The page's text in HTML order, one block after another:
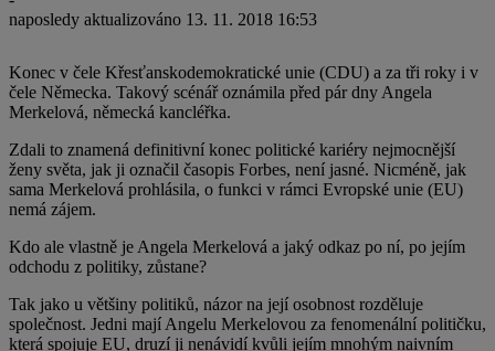
naposledy aktualizováno 13. 11. 2018 16:53
Konec v čele Křesťanskodemokratické unie (CDU) a za tři roky i v
čele Německa. Takový scénář oznámila před pár dny Angela
Merkelová, německá kancléřka.
Zdali to znamená definitivní konec politické kariéry nejmocnější
ženy světa, jak ji označil časopis Forbes, není jasné. Nicméně, jak
sama Merkelová prohlásila, o funkci v rámci Evropské unie (EU)
nemá zájem.
Kdo ale vlastně je Angela Merkelová a jaký odkaz po ní, po jejím
odchodu z politiky, zůstane?
Tak jako u většiny politiků, názor na její osobnost rozděluje
společnost. Jedni mají Angelu Merkelovou za fenomenální političku,
která spojuje EU, druzí ji nenávidí kvůli jejím mnohým naivním